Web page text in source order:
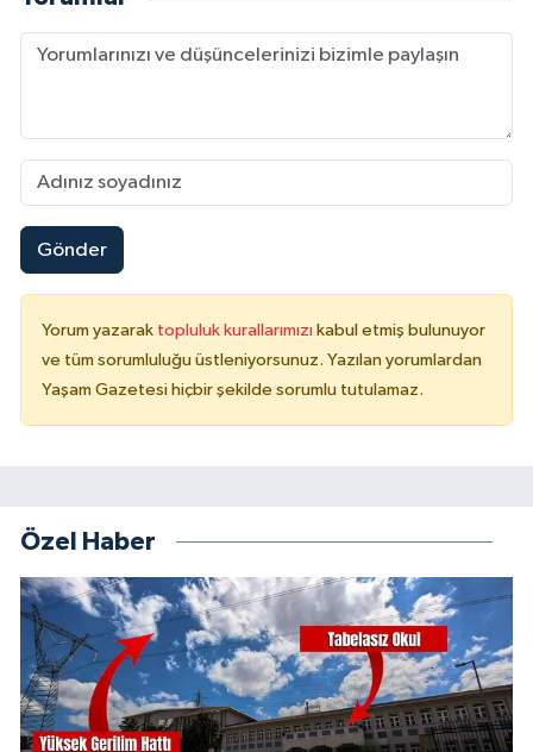
Gönder
Yorum yazarak topluluk kurallarımızı kabul etmiş bulunuyor
ve tüm sorumluluğu üstleniyorsunuz. Yazılan yorumlardan
Yaşam Gazetesi hiçbir şekilde sorumlu tutulamaz.
Özel Haber